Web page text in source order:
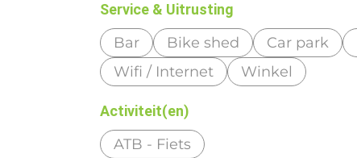
Service & Uitrusting
Bar Bike shed Car park
Wifi / Internet
Winkel
Activiteit(en)
ATB - Fiets